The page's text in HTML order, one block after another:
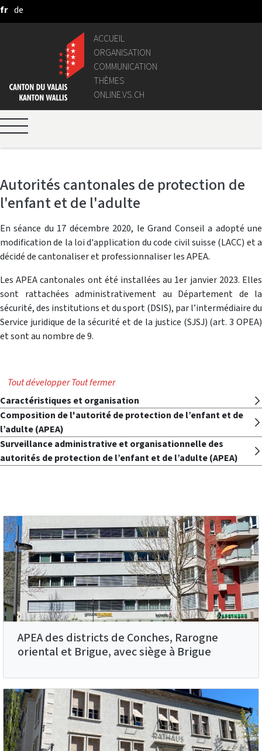
Saut au contenu principal
fr de
ACCUEIL
ORGANISATION
COMMUNICATION
THÈMES
ONLINE.VS.CH
Autorités cantonales de protection de
l'enfant et de l'adulte
En séance du 17 décembre 2020, le Grand Conseil a adopté une
modification de la loi d'application du code civil suisse (LACC) et a
décidé de cantonaliser et professionnaliser les APEA.
Les APEA cantonales ont été installées au 1er janvier 2023. Elles
sont rattachées administrativement au Département de la
sécurité, des institutions et du sport (DSIS), par l’intermédiaire du
Service juridique de la sécurité et de la justice (SJSJ) (art. 3 OPEA)
et sont au nombre de 9.
Tout développerTout fermer
Caractéristiques et organisation
Composition de l'autorité de protection de l’enfant et de
l’adulte (APEA)
Surveillance administrative et organisationnelle des
autorités de protection de l’enfant et de l’adulte (APEA)
APEA des districts de Conches, Rarogne
oriental et Brigue, avec siège à Brigue